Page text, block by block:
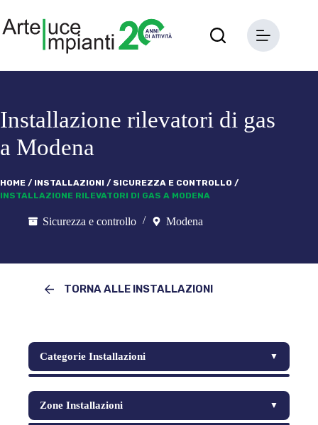
contenuto
Installazione rilevatori di gas
a Modena
HOME / INSTALLAZIONI / SICUREZZA E CONTROLLO /
INSTALLAZIONE RILEVATORI DI GAS A MODENA
Sicurezza e controllo Modena
TORNA ALLE INSTALLAZIONI
Categorie Installazioni ▼
Automazioni per accessi
Zone Installazioni ▼